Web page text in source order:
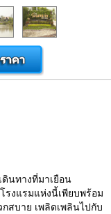
นทางที่มาเยือน
รงแรมแห่งนี้เพียบพร้อม
สบาย เพลิดเพลินไปกับ